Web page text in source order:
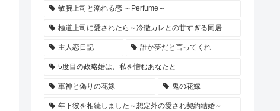
敏腕上司と溺れる恋 ～Perfume～
極道上司に愛されたら～冷徹カレとの甘すぎる同居
主人恋日記 誰か夢だと言ってくれ
5度目の政略婚は、私を憎むあなたと
軍神と偽りの花嫁 鬼の花嫁
年下彼を相続しました～想定外の愛され契約結婚～